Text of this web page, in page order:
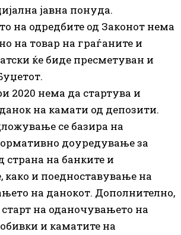
јавна понуда.
на одредбите од Законот нема
на товар на граѓаните и
ќе биде пресметуван и
2020 нема да стартува и
на камати од депозити.
се базира на
доуредување за
страна на банките и
и поедноставување на
на данокот. Дополнително,
на оданочувањето на
и каматите на